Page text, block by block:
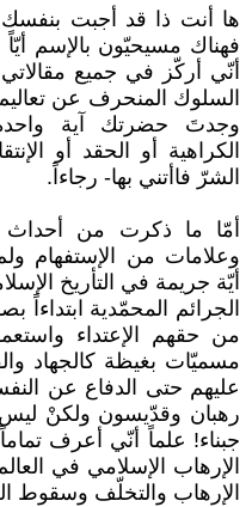
ها أنت ذا قد أجبت
فهناك مسيحيّون بالإسم
أنّي أركّز في جميع
السلوك المنحرف عن
وجدتَ حضرتك آية
الكراهية أو الحقد أو
الشرّ فاأتني بها- رجاءاً.
أمّا ما ذكرت من
وعلامات من الإستفهام
أيّة جريمة في التأريخ
الجرائم المحمّدية ابتداءاً
من حقهم الإعتداء
مسميّات بغيظة كالجهاد
عليهم حتى الدفاع عن
رهبان وقدّيسون ولكنْ
جبناء! علماً أنّي أعرف
الإرهاب الإسلامي في
الإرهاب والتخلّف وسقوط